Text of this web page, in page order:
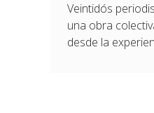
Veintidós
una obra
desde la